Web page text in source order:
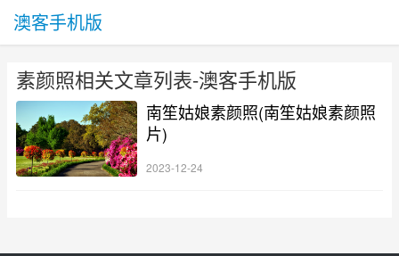
澳客手机版
素颜照相关文章列表-澳客手机版
南笙姑娘素颜照(南笙姑娘素颜照
片)
2023-12-24